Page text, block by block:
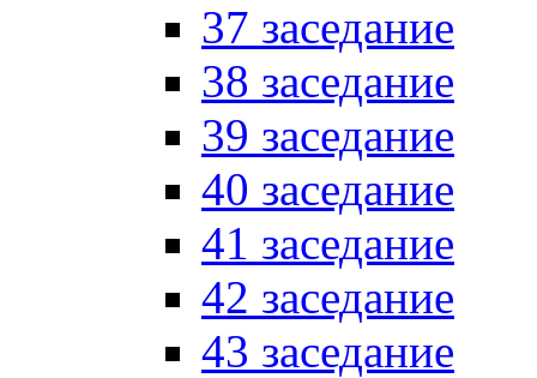
37 заседание
38 заседание
39 заседание
40 заседание
41 заседание
42 заседание
43 заседание